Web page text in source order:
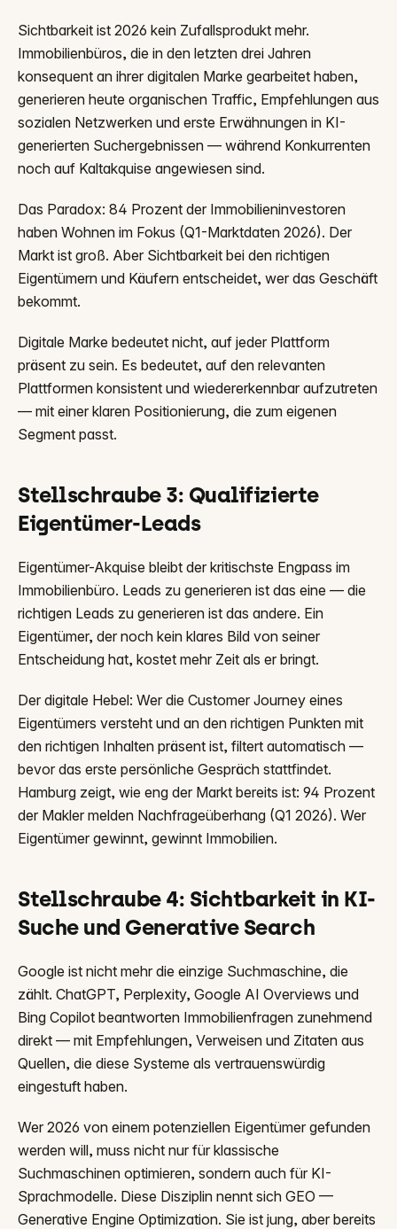
Sichtbarkeit ist 2026 kein Zufallsprodukt mehr.
Immobilienbüros, die in den letzten drei Jahren
konsequent an ihrer digitalen Marke gearbeitet haben,
generieren heute organischen Traffic, Empfehlungen aus
sozialen Netzwerken und erste Erwähnungen in KI-
generierten Suchergebnissen — während Konkurrenten
noch auf Kaltakquise angewiesen sind.
Das Paradox: 84 Prozent der Immobilieninvestoren
haben Wohnen im Fokus (Q1-Marktdaten 2026). Der
Markt ist groß. Aber Sichtbarkeit bei den richtigen
Eigentümern und Käufern entscheidet, wer das Geschäft
bekommt.
Digitale Marke bedeutet nicht, auf jeder Plattform
präsent zu sein. Es bedeutet, auf den relevanten
Plattformen konsistent und wiedererkennbar aufzutreten
— mit einer klaren Positionierung, die zum eigenen
Segment passt.
Stellschraube 3: Qualifizierte
Eigentümer-Leads
Eigentümer-Akquise bleibt der kritischste Engpass im
Immobilienbüro. Leads zu generieren ist das eine — die
richtigen Leads zu generieren ist das andere. Ein
Eigentümer, der noch kein klares Bild von seiner
Entscheidung hat, kostet mehr Zeit als er bringt.
Der digitale Hebel: Wer die Customer Journey eines
Eigentümers versteht und an den richtigen Punkten mit
den richtigen Inhalten präsent ist, filtert automatisch —
bevor das erste persönliche Gespräch stattfindet.
Hamburg zeigt, wie eng der Markt bereits ist: 94 Prozent
der Makler melden Nachfrageüberhang (Q1 2026). Wer
Eigentümer gewinnt, gewinnt Immobilien.
Stellschraube 4: Sichtbarkeit in KI-
Suche und Generative Search
Google ist nicht mehr die einzige Suchmaschine, die
zählt. ChatGPT, Perplexity, Google AI Overviews und
Bing Copilot beantworten Immobilienfragen zunehmend
direkt — mit Empfehlungen, Verweisen und Zitaten aus
Quellen, die diese Systeme als vertrauenswürdig
eingestuft haben.
Wer 2026 von einem potenziellen Eigentümer gefunden
werden will, muss nicht nur für klassische
Suchmaschinen optimieren, sondern auch für KI-
Sprachmodelle. Diese Disziplin nennt sich GEO —
Generative Engine Optimization. Sie ist jung, aber bereits